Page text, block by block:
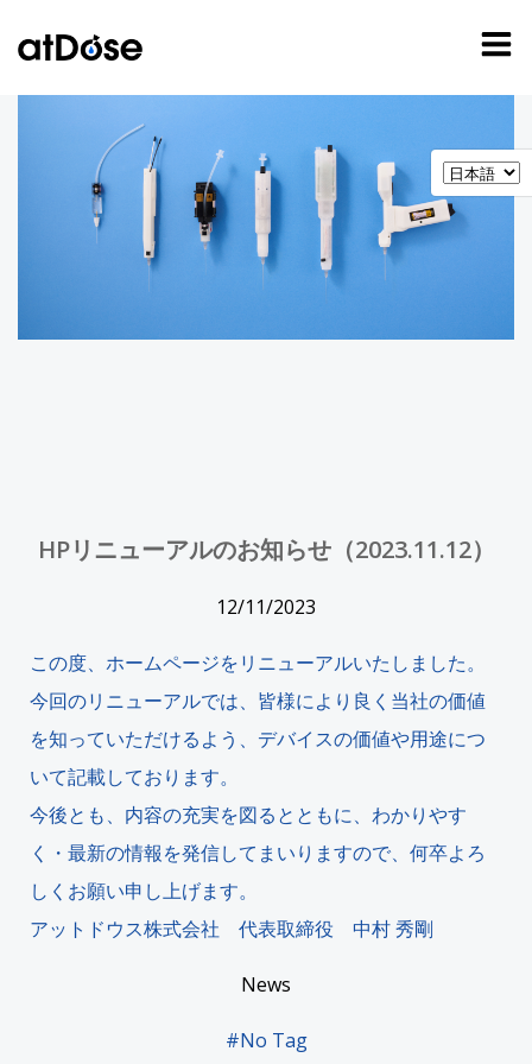
ン
へ
ス
ッ
プ
HPリニューアルのお知らせ（2023.11.12）
12/11/2023
この度、ホームページをリニューアルいたしました。
今回のリニューアルでは、皆様により良く当社の価値
を知っていただけるよう、デバイスの価値や用途につ
いて記載しております。
今後とも、内容の充実を図るとともに、わかりやす
く・最新の情報を発信してまいりますので、何卒よろ
しくお願い申し上げます。
アットドウス株式会社 代表取締役 中村 秀剛
News
#No Tag